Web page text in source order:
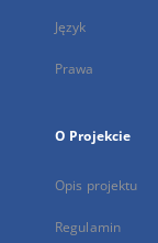
Język
Prawa
O Projekcie
Opis projektu
Regulamin